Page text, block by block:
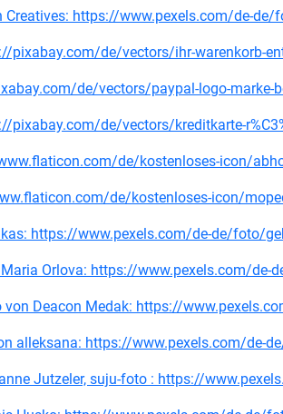
Creatives: https://www.pexels.com/de-
pixabay.com/de/vectors/ihr-warenkorb-
de/vectors/paypal-logo-marke-
pixabay.com/de/vectors/kreditkarte-
de/kostenloses-icon/
de/kostenloses-icon/
https://www.pexels.com/de-de/foto/
Orlova: https://www.pexels.com/
von Deacon Medak: https://
alleksana: https://www.pexels.com/de-
Jutzeler, suju-foto : https://